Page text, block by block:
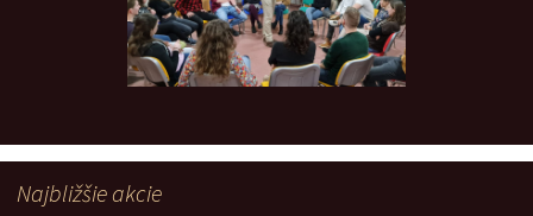
Najbližšie akcie